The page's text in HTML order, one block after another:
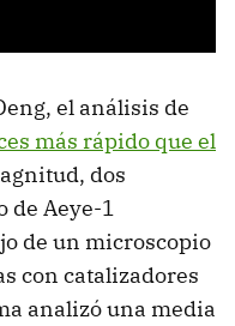
el análisis de
más rápido que el
dos
de Aeye-1
de un microscopio
con catalizadores
analizó una media